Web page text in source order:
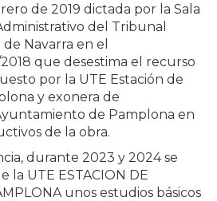
de 2019 dictada por la Sala
del Tribunal
Navarra en el
que desestima el recurso
por la UTE Estación de
y exonera de
de Pamplona en
de la obra.
durante 2023 y 2024 se
la UTE ESTACION DE
unos estudios básicos